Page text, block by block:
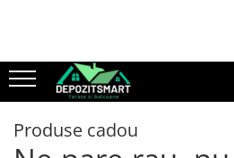
Produse cadou